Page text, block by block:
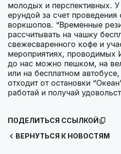
молодых и перспективных.
ерундой за счет
воркшопов. “Временные
рассчитывать на чашку
свежесваренного кофе и
мероприятиях,
до нас можно пешком, на
или на бесплатном
отходит от остановки
работай и получай
ВЕРНУТЬСЯ К НОВОСТЯМ
ПОДЕЛИТЬСЯ ССЫЛКОЙ